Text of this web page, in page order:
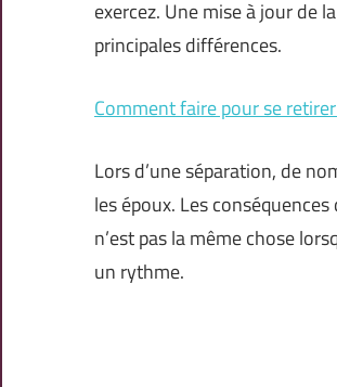
exercez. Une mise à jour de
principales différences.
Comment faire pour se retirer
Lors d’une séparation, de
les époux. Les
n’est pas la même chose
un rythme.